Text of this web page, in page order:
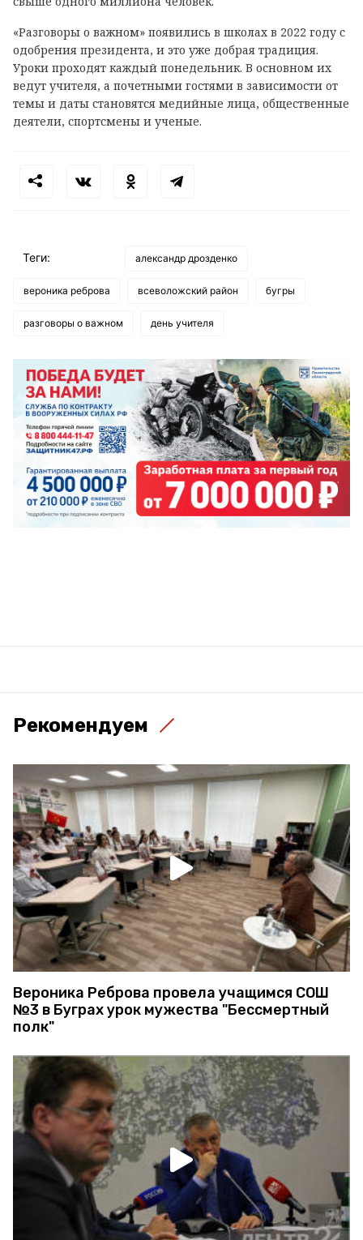
«Разговоры о важном» появились в школах в 2022 году с
одобрения президента, и это уже добрая традиция.
Уроки проходят каждый понедельник. В основном их
ведут учителя, а почетными гостями в зависимости от
темы и даты становятся медийные лица, общественные
деятели, спортсмены и ученые.
Теги: александр дрозденко
вероника реброва всеволожский район бугры
разговоры о важном день учителя
Рекомендуем
Вероника Реброва провела учащимся СОШ
№3 в Буграх урок мужества "Бессмертный
полк"